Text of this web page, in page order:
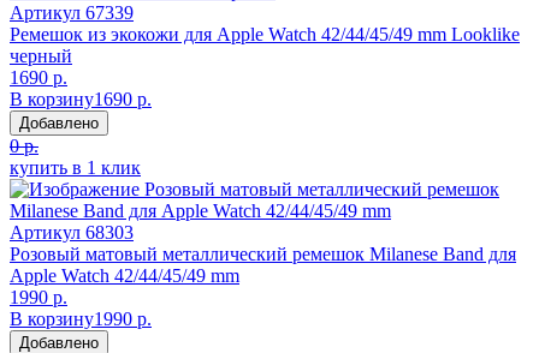
Артикул 67339
Ремешок из экокожи для Apple Watch 42/44/45/49 mm Looklike
черный
1690 р.
В корзину1690 р.
Добавлено
0 р.
купить в 1 клик
Артикул 68303
Розовый матовый металлический ремешок Milanese Band для
Apple Watch 42/44/45/49 mm
1990 р.
В корзину1990 р.
Добавлено